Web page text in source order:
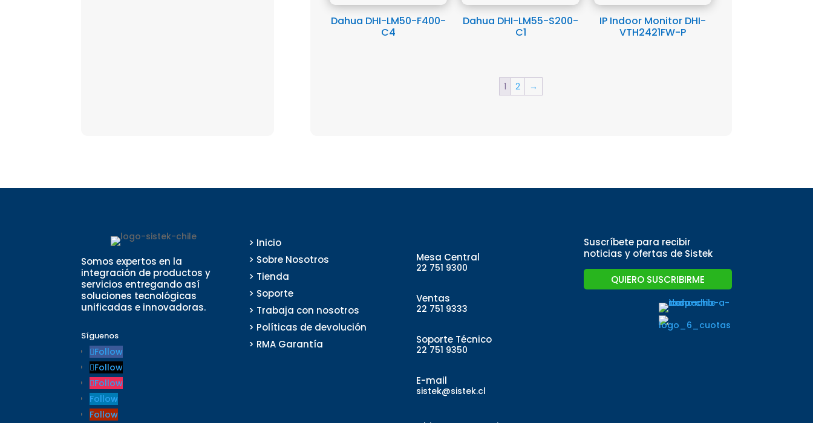
Dahua DHI-LM50-F400-
C4
Dahua DHI-LM55-S200-
C1
IP Indoor Monitor DHI-
VTH2421FW-P
1 2 →
Somos expertos en la
integración de productos y
servicios entregando así
soluciones tecnológicas
unificadas e innovadoras.
Síguenos
Follow
Follow
Follow
Follow
Follow
> Inicio
> Sobre Nosotros
> Tienda
> Soporte
> Trabaja con nosotros
> Políticas de devolución
> RMA Garantía
Mesa Central
22 751 9300
Ventas
22 751 9333
Soporte Técnico
22 751 9350
E-mail
sistek@sistek.cl
Suscríbete para recibir
noticias y ofertas de Sistek
QUIERO SUSCRIBIRME